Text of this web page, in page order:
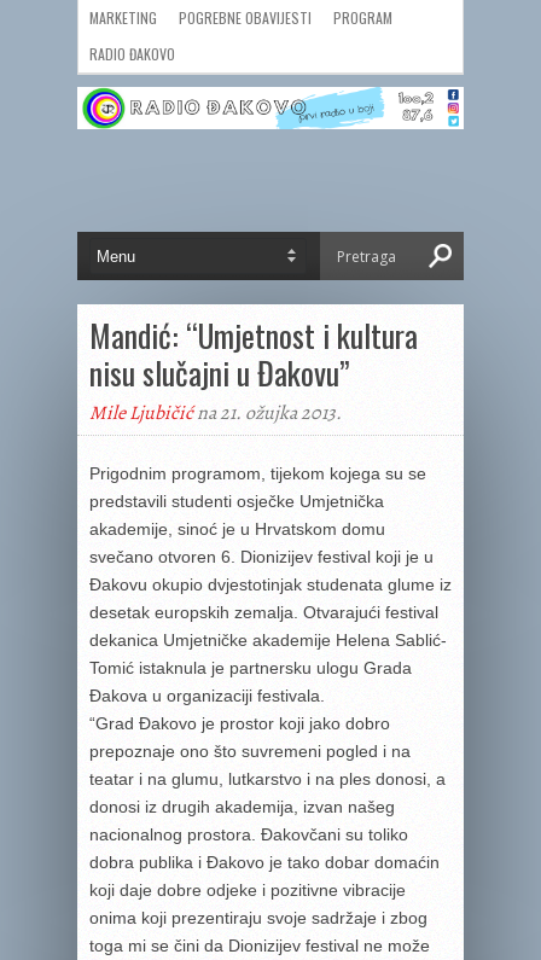
MARKETING POGREBNE OBAVIJESTI
PROGRAM
RADIO ĐAKOVO
Mandić: “Umjetnost i kultura
nisu slučajni u Đakovu”
Mile Ljubičićna 21. ožujka 2013.
Prigodnim programom, tijekom kojega su se
predstavili studenti osječke Umjetnička
akademije, sinoć je u Hrvatskom domu
svečano otvoren 6. Dionizijev festival koji je u
Đakovu okupio dvjestotinjak studenata glume iz
desetak europskih zemalja. Otvarajući festival
dekanica Umjetničke akademije Helena Sablić-
Tomić istaknula je partnersku ulogu Grada
Đakova u organizaciji festivala.
“Grad Đakovo je prostor koji jako dobro
prepoznaje ono što suvremeni pogled i na
teatar i na glumu, lutkarstvo i na ples donosi, a
donosi iz drugih akademija, izvan našeg
nacionalnog prostora. Đakovčani su toliko
dobra publika i Đakovo je tako dobar domaćin
koji daje dobre odjeke i pozitivne vibracije
onima koji prezentiraju svoje sadržaje i zbog
toga mi se čini da Dionizijev festival ne može